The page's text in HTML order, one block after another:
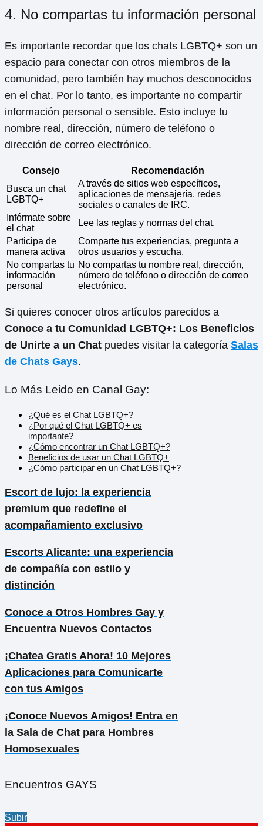
4. No compartas tu información personal
Es importante recordar que los chats LGBTQ+ son un
espacio para conectar con otros miembros de la
comunidad, pero también hay muchos desconocidos
en el chat. Por lo tanto, es importante no compartir
información personal o sensible. Esto incluye tu
nombre real, dirección, número de teléfono o
dirección de correo electrónico.
Consejo
Recomendación
Busca un chat
LGBTQ+
A través de sitios web específicos,
aplicaciones de mensajería, redes
sociales o canales de IRC.
Infórmate sobre
el chat
Lee las reglas y normas del chat.
Participa de
manera activa
Comparte tus experiencias, pregunta a
otros usuarios y escucha.
No compartas tu
información
personal
No compartas tu nombre real, dirección,
número de teléfono o dirección de correo
electrónico.
Si quieres conocer otros artículos parecidos a
Conoce a tu Comunidad LGBTQ+: Los Beneficios
de Unirte a un Chat puedes visitar la categoría Salas
de Chats Gays.
Lo Más Leido en Canal Gay:
¿Qué es el Chat LGBTQ+?
¿Por qué el Chat LGBTQ+ es
importante?
¿Cómo encontrar un Chat LGBTQ+?
Beneficios de usar un Chat LGBTQ+
¿Cómo participar en un Chat LGBTQ+?
Escort de lujo: la experiencia
premium que redefine el
acompañamiento exclusivo
Escorts Alicante: una experiencia
de compañía con estilo y
distinción
Conoce a Otros Hombres Gay y
Encuentra Nuevos Contactos
¡Chatea Gratis Ahora! 10 Mejores
Aplicaciones para Comunicarte
con tus Amigos
¡Conoce Nuevos Amigos! Entra en
la Sala de Chat para Hombres
Homosexuales
Encuentros GAYS
Subir